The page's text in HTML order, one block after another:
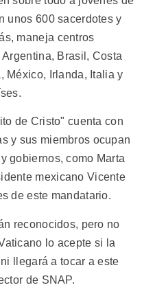
unos 600 sacerdotes y
maneja centros
Brasil, Costa
México, Irlanda, Italia y
de Cristo" cuenta con
y sus miembros ocupan
gobiernos, como Marta
mexicano Vicente
de este mandatario.
reconocidos, pero no
lo acepte si la
llegará a tocar a este
de SNAP.